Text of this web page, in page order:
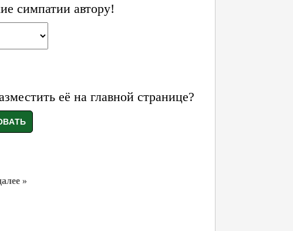
симпатии автору!
её на главной странице?
»